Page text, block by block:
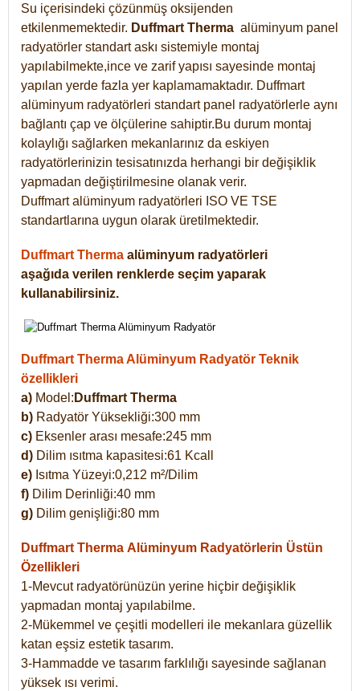
Su içerisindeki çözünmüş oksijenden
etkilenmemektedir. Duffmart Therma alüminyum panel
radyatörler standart askı sistemiyle montaj
yapılabilmekte,ince ve zarif yapısı sayesinde montaj
yapılan yerde fazla yer kaplamamaktadır. Duffmart
alüminyum radyatörleri standart panel radyatörlerle aynı
bağlantı çap ve ölçülerine sahiptir.Bu durum montaj
kolaylığı sağlarken mekanlarınız da eskiyen
radyatörlerinizin tesisatınızda herhangi bir değişiklik
yapmadan değiştirilmesine olanak verir.
Duffmart alüminyum radyatörleri ISO VE TSE
standartlarına uygun olarak üretilmektedir.
Duffmart Therma alüminyum radyatörleri
aşağıda verilen renklerde seçim yaparak
kullanabilirsiniz.
Duffmart Therma Alüminyum Radyatör Teknik
özellikleri
a) Model: Duffmart Therma
b) Radyatör Yüksekliği:300 mm
c) Eksenler arası mesafe:245 mm
d) Dilim ısıtma kapasitesi:61 Kcall
e) Isıtma Yüzeyi:0,212 m²/Dilim
f) Dilim Derinliği:40 mm
g) Dilim genişliği:80 mm
Duffmart Therma Alüminyum Radyatörlerin Üstün
Özellikleri
1-Mevcut radyatörünüzün yerine hiçbir değişiklik
yapmadan montaj yapılabilme.
2-Mükemmel ve çeşitli modelleri ile mekanlara güzellik
katan eşsiz estetik tasarım.
3-Hammadde ve tasarım farklılığı sayesinde sağlanan
yüksek ısı verimi.